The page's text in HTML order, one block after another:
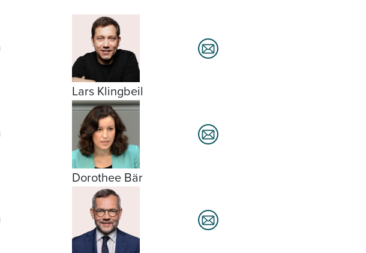
Lars Klingbeil
Dorothee Bär